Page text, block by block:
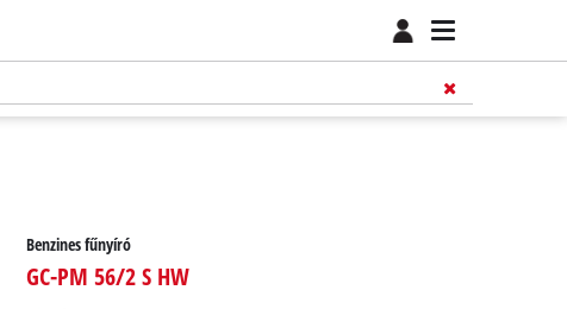
Benzines fűnyíró
GC-PM 56/2 S HW